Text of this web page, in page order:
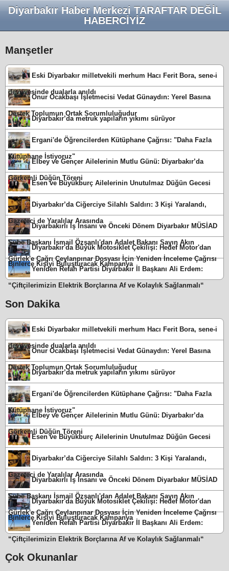
Diyarbakır Haber Merkezi TARAFTAR DEĞİL
HABERCİYİZ
Manşetler
Eski Diyarbakır milletvekili merhum Hacı Ferit Bora, sene-i
devriyesinde dualarla anıldı
Onur Ocakbaşı İşletmecisi Vedat Günaydın: Yerel Basına
Destek Toplumun Ortak Sorumluluğudur
Diyarbakır’da metruk yapıların yıkımı sürüyor
Ergani'de Öğrencilerden Kütüphane Çağrısı: "Daha Fazla
Kütüphane İstiyoruz"
Elbey ve Gençer Ailelerinin Mutlu Günü: Diyarbakır’da
Görkemli Düğün Töreni
Esen ve Büyükburç Ailelerinin Unutulmaz Düğün Gecesi
Diyarbakır’da Ciğerciye Silahlı Saldırı: 3 Kişi Yaralandı,
Gazeteci de Yaralılar Arasında
Diyarbakırlı İş İnsanı ve Önceki Dönem Diyarbakır MÜSİAD
Şube Başkanı İsmail Özşanlı'dan Adalet Bakanı Sayın Akın
Gürlek'e Çağrı Ceylanpınar Dosyası İçin Yeniden İnceleme Çağrısı
Diyarbakır'da Büyük Motosiklet Çekilişi: Hedef Motor'dan
Binlerce Kişiyi Buluşturacak Kampanya
Yeniden Refah Partisi Diyarbakır İl Başkanı Ali Erdem:
“Çiftçilerimizin Elektrik Borçlarına Af ve Kolaylık Sağlanmalı“
Son Dakika
Eski Diyarbakır milletvekili merhum Hacı Ferit Bora, sene-i
devriyesinde dualarla anıldı
Onur Ocakbaşı İşletmecisi Vedat Günaydın: Yerel Basına
Destek Toplumun Ortak Sorumluluğudur
Diyarbakır’da metruk yapıların yıkımı sürüyor
Ergani'de Öğrencilerden Kütüphane Çağrısı: "Daha Fazla
Kütüphane İstiyoruz"
Elbey ve Gençer Ailelerinin Mutlu Günü: Diyarbakır’da
Görkemli Düğün Töreni
Esen ve Büyükburç Ailelerinin Unutulmaz Düğün Gecesi
Diyarbakır’da Ciğerciye Silahlı Saldırı: 3 Kişi Yaralandı,
Gazeteci de Yaralılar Arasında
Diyarbakırlı İş İnsanı ve Önceki Dönem Diyarbakır MÜSİAD
Şube Başkanı İsmail Özşanlı'dan Adalet Bakanı Sayın Akın
Gürlek'e Çağrı Ceylanpınar Dosyası İçin Yeniden İnceleme Çağrısı
Diyarbakır'da Büyük Motosiklet Çekilişi: Hedef Motor'dan
Binlerce Kişiyi Buluşturacak Kampanya
Yeniden Refah Partisi Diyarbakır İl Başkanı Ali Erdem:
“Çiftçilerimizin Elektrik Borçlarına Af ve Kolaylık Sağlanmalı“
Çok Okunanlar